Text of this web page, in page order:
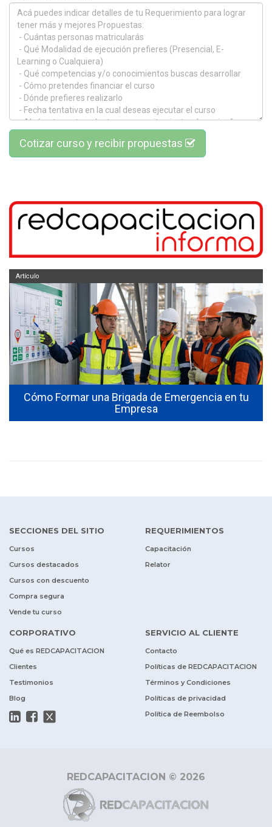
Cotizar curso y recibir propuestas
Cómo Formar una Brigada de Emergencia en tu
Empresa
Artículo
SECCIONES DEL SITIO
Cursos
Cursos destacados
Cursos con descuento
Compra segura
Vende tu curso
REQUERIMIENTOS
Capacitación
Relator
CORPORATIVO
Qué es REDCAPACITACION
Clientes
Testimonios
Blog
SERVICIO AL CLIENTE
Contacto
Políticas de REDCAPACITACION
Términos y Condiciones
Políticas de privacidad
Política de Reembolso
REDCAPACITACION © 2026